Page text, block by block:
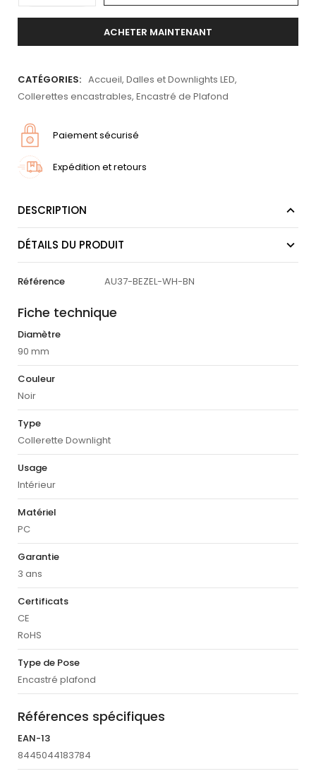
ACHETER MAINTENANT
CATÉGORIES: Accueil, Dalles et Downlights LED,
Collerettes encastrables, Encastré de Plafond
Paiement sécurisé
Expédition et retours
DESCRIPTION
DÉTAILS DU PRODUIT
Référence AU37-BEZEL-WH-BN
Fiche technique
Diamètre
90 mm
Couleur
Noir
Type
Collerette Downlight
Usage
Intérieur
Matériel
PC
Garantie
3 ans
Certificats
CE
RoHS
Type de Pose
Encastré plafond
Références spécifiques
EAN-13
8445044183784